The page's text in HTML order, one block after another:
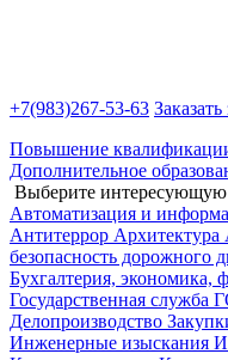
+7(983)267-53-63
Повышение
Дополнительное
Выберите интересующую
Автоматизация и
Антитеррор Архитектура
безопасность дорожного
Бухгалтерия, экономика,
Государственная служба
Делопроизводство
Инженерные изыскания